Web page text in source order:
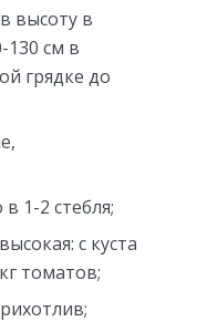
высоту в
см в
грядке до
1-2 стебля;
с куста
томатов;